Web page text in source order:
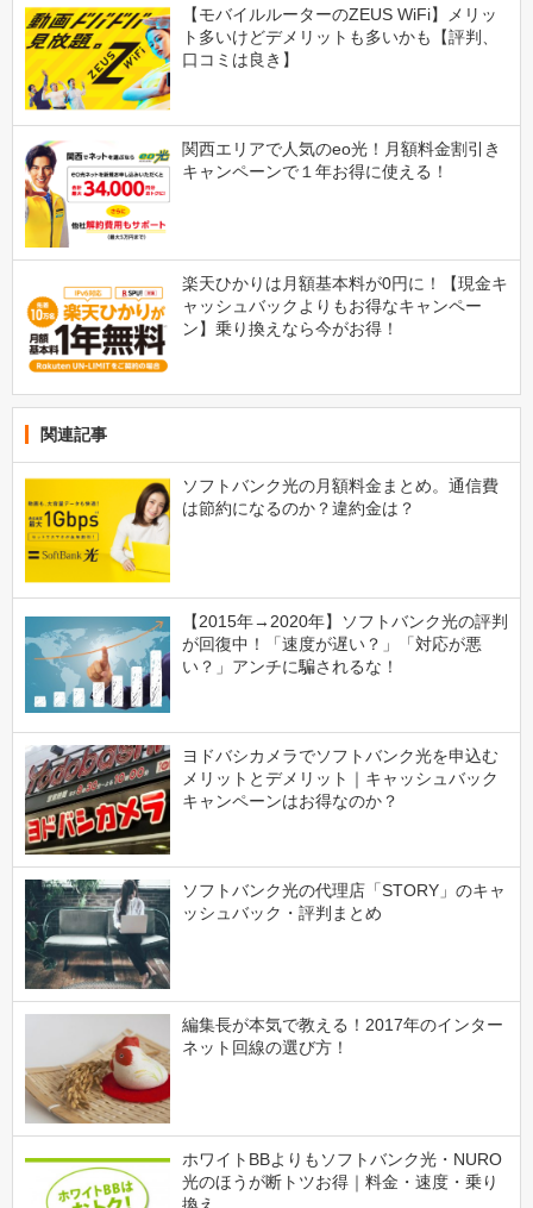
【モバイルルーターのZEUS WiFi】メリッ
ト多いけどデメリットも多いかも【評判、
口コミは良き】
関西エリアで人気のeo光！月額料金割引き
キャンペーンで１年お得に使える！
楽天ひかりは月額基本料が0円に！【現金キ
ャッシュバックよりもお得なキャンペー
ン】乗り換えなら今がお得！
関連記事
ソフトバンク光の月額料金まとめ。通信費
は節約になるのか？違約金は？
【2015年→2020年】ソフトバンク光の評判
が回復中！「速度が遅い？」「対応が悪
い？」アンチに騙されるな！
ヨドバシカメラでソフトバンク光を申込む
メリットとデメリット｜キャッシュバック
キャンペーンはお得なのか？
ソフトバンク光の代理店「STORY」のキャ
ッシュバック・評判まとめ
編集長が本気で教える！2017年のインター
ネット回線の選び方！
ホワイトBBよりもソフトバンク光・NURO
光のほうが断トツお得｜料金・速度・乗り